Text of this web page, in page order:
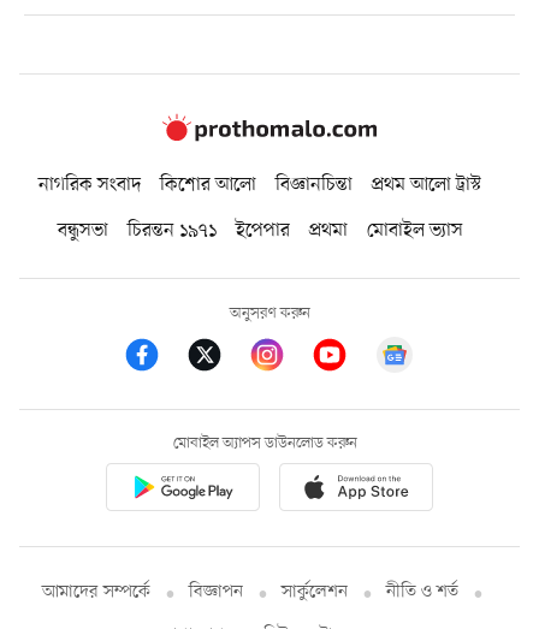
নাগরিক সংবাদ কিশোর আলো বিজ্ঞানচিন্তা
প্রথম আলো ট্রাস্ট
বন্ধুসভা
চিরন্তন ১৯৭১ ইপেপার প্রথমা মোবাইল ভ্যাস
অনুসরণ করুন
মোবাইল অ্যাপস ডাউনলোড করুন
আমাদের সম্পর্কে বিজ্ঞাপন সার্কুলেশন
নীতি ও শর্ত